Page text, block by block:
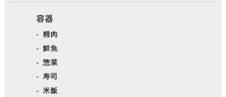
容器
精肉
鮮魚
惣菜
寿司
米飯